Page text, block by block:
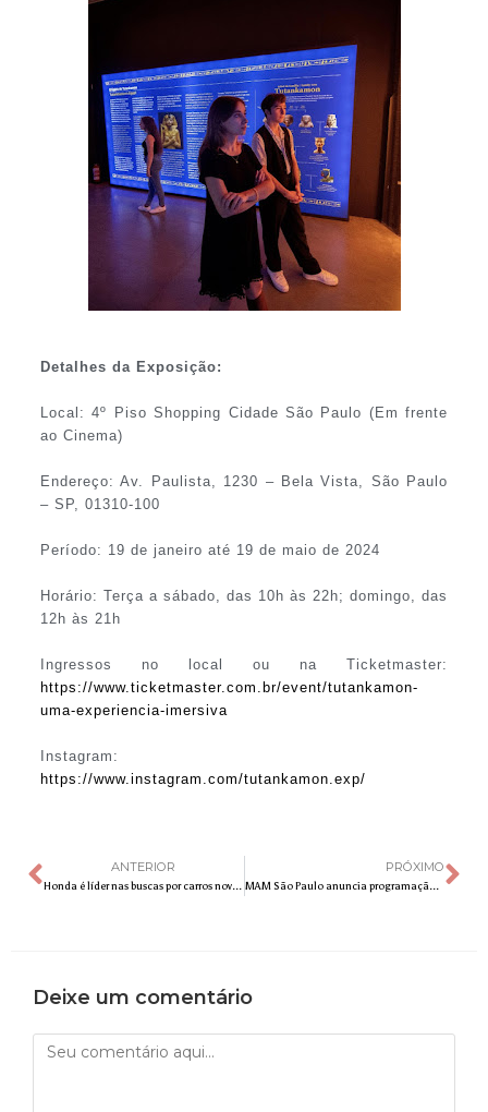
Detalhes da Exposição:
Local: 4º Piso Shopping Cidade São Paulo (Em frente
ao Cinema)
Endereço: Av. Paulista, 1230 – Bela Vista, São Paulo
– SP, 01310-100
Período: 19 de janeiro até 19 de maio de 2024
Horário: Terça a sábado, das 10h às 22h; domingo, das
12h às 21h
Ingressos no local ou na Ticketmaster:
https://www.ticketmaster.com.br/event/tutankamon-
uma-experiencia-imersiva
Instagram:
https://www.instagram.com/tutankamon.exp/
ANTERIOR
Honda é líder nas buscas por carros novos e usados no Brasil em 2023
PRÓXIMO
MAM São Paulo anuncia programação com novos cursos para fevereiro e março
Deixe um comentário